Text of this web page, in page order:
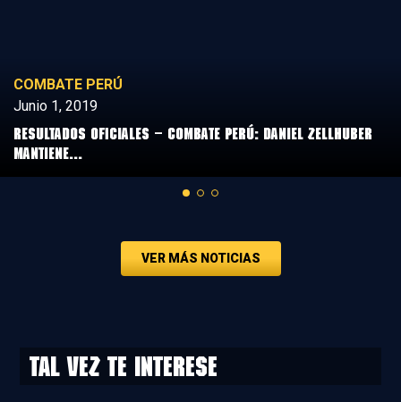
COMBATE PERÚ
Junio 1, 2019
Resultados Oficiales – Combate Perú: Daniel Zellhuber
mantiene...
VER MÁS NOTICIAS
Tal vez te interese